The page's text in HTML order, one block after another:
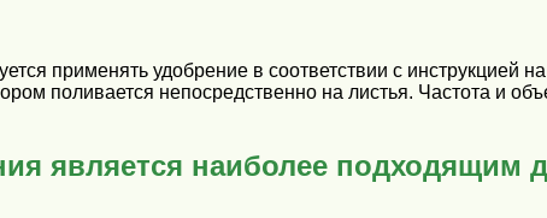
применять удобрение в соответствии с инструкцией
поливается непосредственно на листья. Частота и
является наиболее подходящим